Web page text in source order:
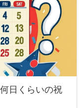
日くらいの祝